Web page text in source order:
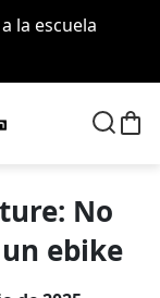
la escuela
No
ebike